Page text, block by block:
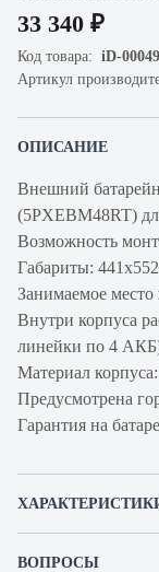
33 340 ₽
Код товара: iD-
Артикул
ОПИСАНИЕ
Внешний
(5PXEBM48RT)
Возможность
Габариты:
Занимаемое место
Внутри корпуса
линейки по 4
Материал
Предусмотрена
Гарантия на
ВОПРОСЫ